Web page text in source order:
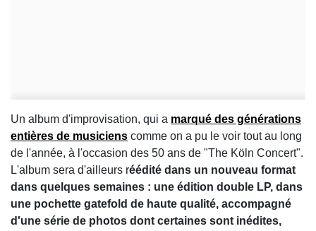
Un album d'improvisation, qui a marqué des générations
entières de musiciens comme on a pu le voir tout au long
de l'année, à l'occasion des 50 ans de "The Köln Concert".
L'album sera d'ailleurs réédité dans un nouveau format
dans quelques semaines : une édition double LP, dans
une pochette gatefold de haute qualité, accompagné
d'une série de photos dont certaines sont inédites,